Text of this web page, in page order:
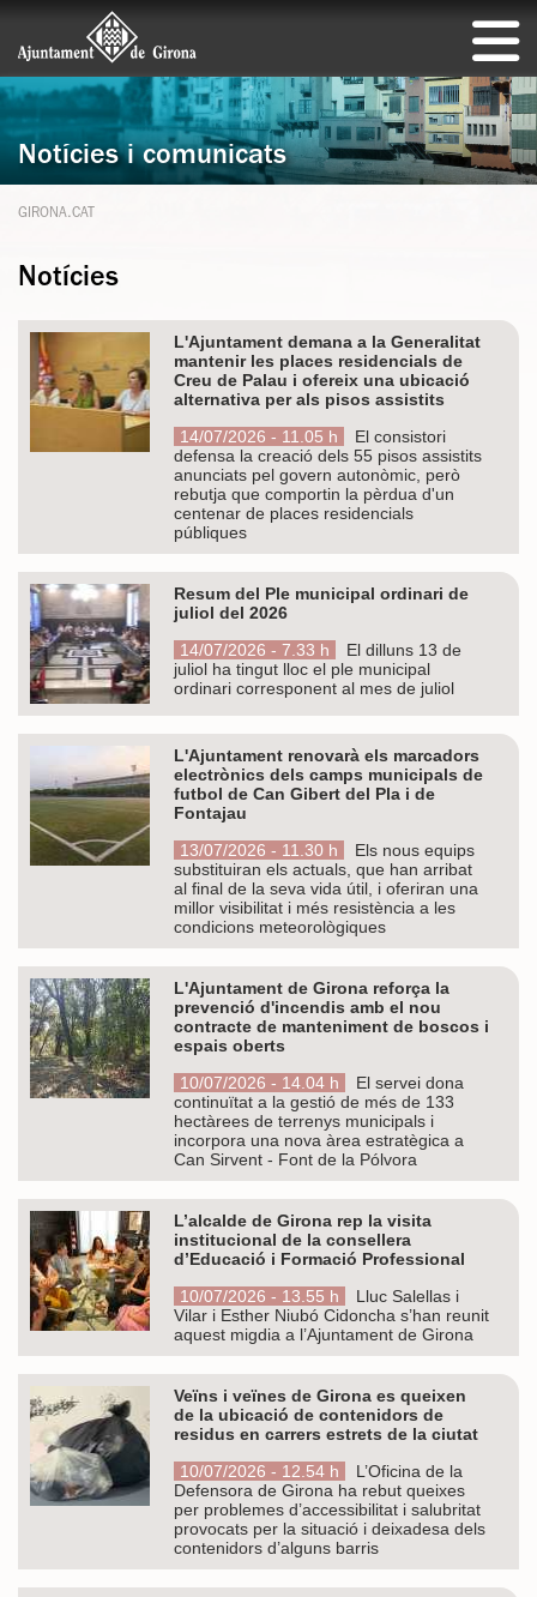
Notícies i comunicats
GIRONA.CAT
Notícies
L'Ajuntament demana a la Generalitat
mantenir les places residencials de
Creu de Palau i ofereix una ubicació
alternativa per als pisos assistits
14/07/2026 - 11.05 h
El consistori
defensa la creació dels 55 pisos assistits
anunciats pel govern autonòmic, però
rebutja que comportin la pèrdua d'un
centenar de places residencials
públiques
Resum del Ple municipal ordinari de
juliol del 2026
14/07/2026 - 7.33 h
El dilluns 13 de
juliol ha tingut lloc el ple municipal
ordinari corresponent al mes de juliol
L'Ajuntament renovarà els marcadors
electrònics dels camps municipals de
futbol de Can Gibert del Pla i de
Fontajau
13/07/2026 - 11.30 h
Els nous equips
substituiran els actuals, que han arribat
al final de la seva vida útil, i oferiran una
millor visibilitat i més resistència a les
condicions meteorològiques
L'Ajuntament de Girona reforça la
prevenció d'incendis amb el nou
contracte de manteniment de boscos i
espais oberts
10/07/2026 - 14.04 h
El servei dona
continuïtat a la gestió de més de 133
hectàrees de terrenys municipals i
incorpora una nova àrea estratègica a
Can Sirvent - Font de la Pólvora
L’alcalde de Girona rep la visita
institucional de la consellera
d’Educació i Formació Professional
10/07/2026 - 13.55 h
Lluc Salellas i
Vilar i Esther Niubó Cidoncha s’han reunit
aquest migdia a l’Ajuntament de Girona
Veïns i veïnes de Girona es queixen
de la ubicació de contenidors de
residus en carrers estrets de la ciutat
10/07/2026 - 12.54 h
L’Oficina de la
Defensora de Girona ha rebut queixes
per problemes d’accessibilitat i salubritat
provocats per la situació i deixadesa dels
contenidors d’alguns barris